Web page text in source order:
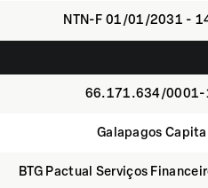
NTN-F 01/01/2031 -
66.171.634/0001-
Galapagos
BTG Pactual Serviços